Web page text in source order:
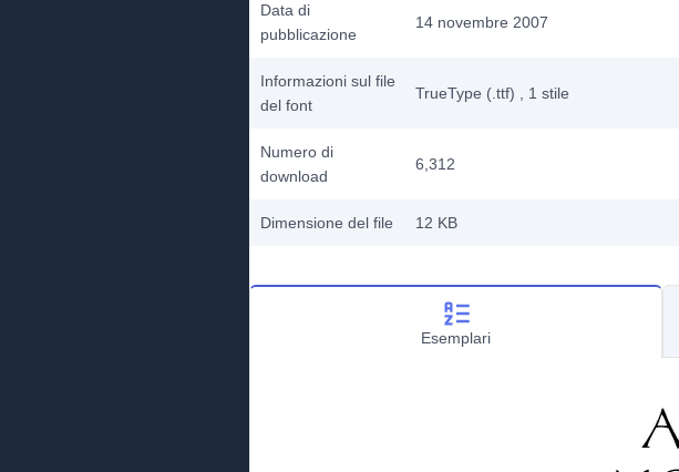
Data di
pubblicazione
14 novembre 2007
Informazioni sul file
del font
TrueType (.ttf) , 1 stile
Numero di
download
6,312
Dimensione del file 12 KB
Esemplari